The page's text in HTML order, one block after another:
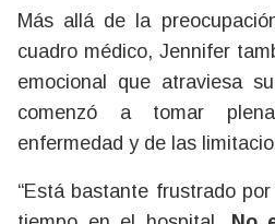
Más allá de la
cuadro médico, Jennifer
emocional que atraviesa
comenzó a tomar
enfermedad y de las
“Está bastante frustrado